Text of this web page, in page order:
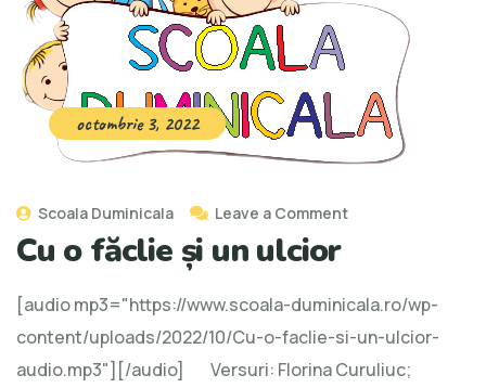
octombrie 3, 2022
Scoala Duminicala Leave a Comment
Cu o făclie și un ulcior
[audio mp3="https://www.scoala-duminicala.ro/wp-
content/uploads/2022/10/Cu-o-faclie-si-un-ulcior-
audio.mp3"][/audio] Versuri: Florina Curuliuc;